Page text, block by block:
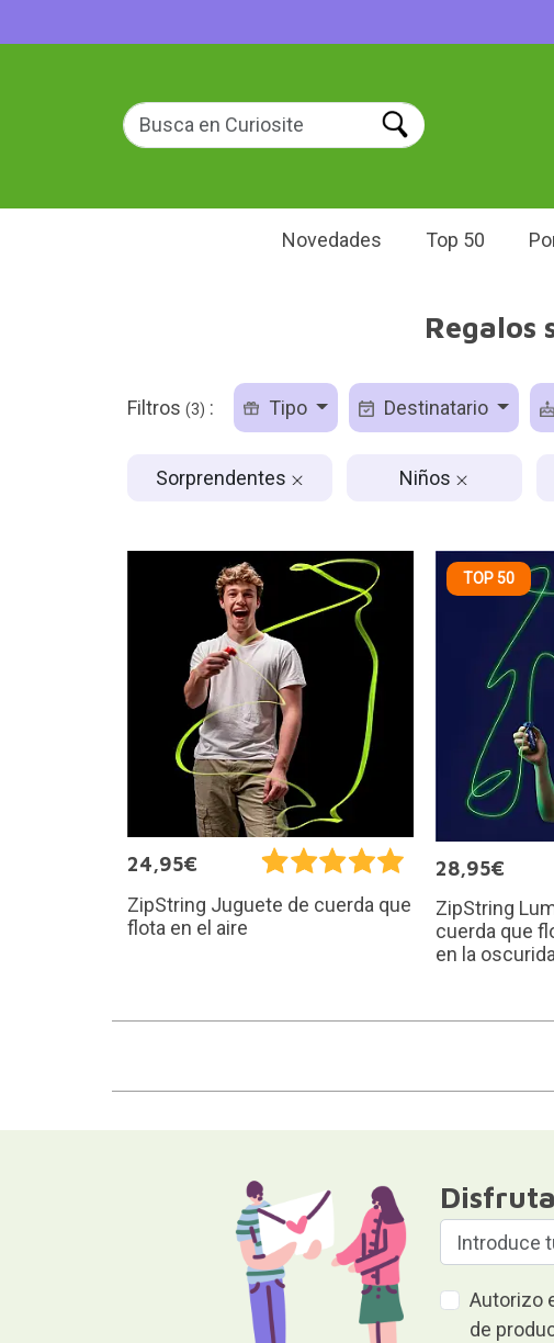
Novedades Top 50
Regalos
Filtros (3) : Tipo Destinatario
Sorprendentes Niños
24,95€
ZipString Juguete de cuerda que
flota en el aire
TOP 50
28,95€
ZipString
cuerda que
en la
Autorizo
de